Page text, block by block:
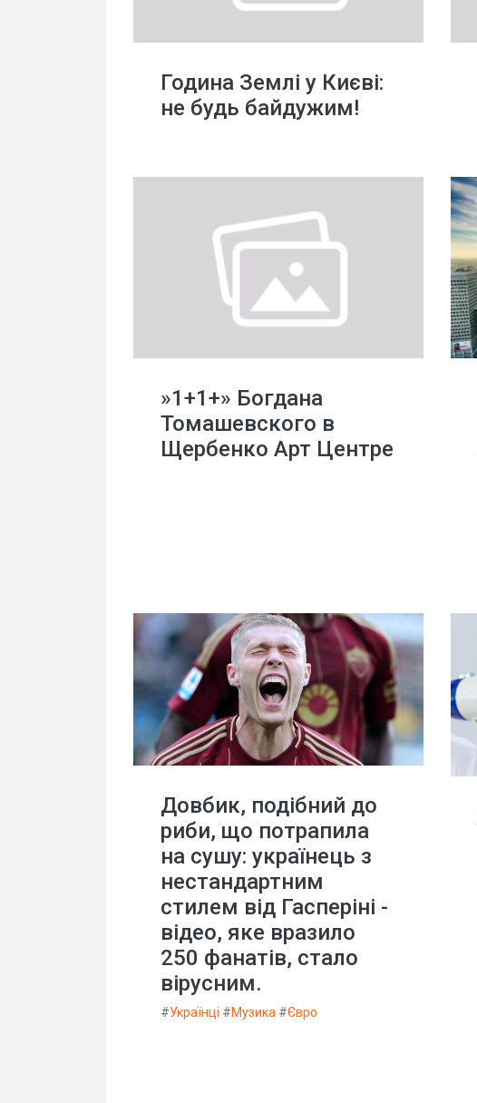
Година Землі у Києві:
не будь байдужим!
»1+1+» Богдана
Томашевского в
Щербенко Арт Центре
Довбик, подібний до
риби, що потрапила
на сушу: українець з
нестандартним
стилем від Гасперіні -
відео, яке вразило
250 фанатів, стало
вірусним.
#Українці #Музика #Євро